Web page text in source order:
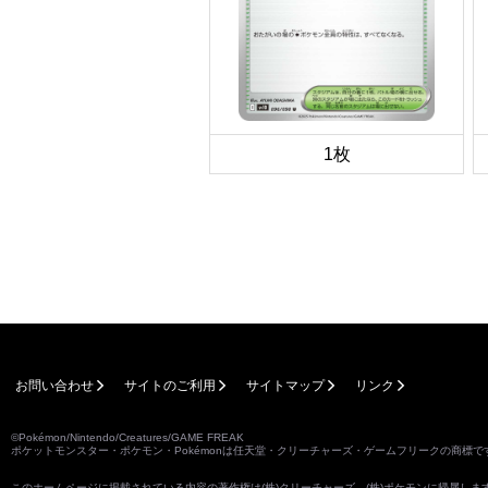
1枚
お問い合わせ サイトのご利用 サイトマップ リンク
©Pokémon/Nintendo/Creatures/GAME FREAK
ポケットモンスター・ポケモン・Pokémonは任天堂・クリーチャーズ・ゲームフリークの商標で